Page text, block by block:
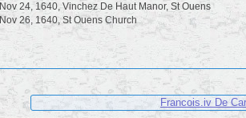
Nov 24, 1640, Vinchez De Haut Manor, St Ouens
Nov 26, 1640, St Ouens Church
Francois.iv De